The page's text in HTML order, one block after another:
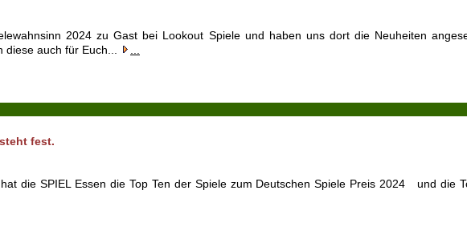
2024 zu Gast bei Lookout Spiele und haben uns dort die Neuheiten
auch für Euch...
fest.
die SPIEL Essen die Top Ten der Spiele zum Deutschen Spiele Preis 2024 und die